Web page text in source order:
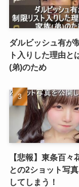
ダルビッシュ有が
ト入りした理由と
(弟)のため
【悲報】東条百々
との2ショット写
してしまう！